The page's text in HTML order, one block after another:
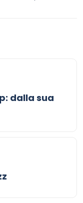
dalla sua